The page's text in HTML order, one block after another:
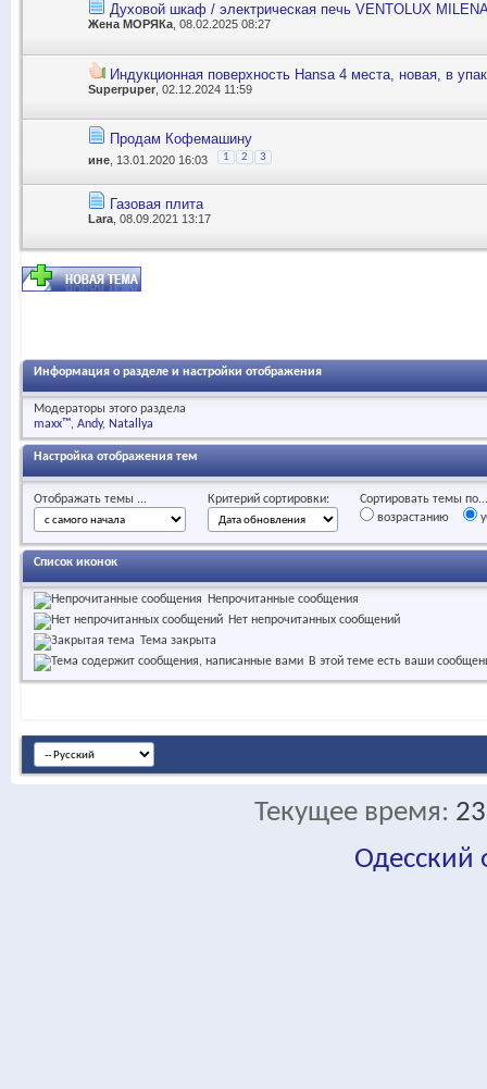
Духовой шкаф / электрическая печь VENTOLUX
Жена МОРЯКа , 08.02.2025 08:27
Индукционная поверхность Hansa 4 места, новая, в
Superpuper , 02.12.2024 11:59
Продам Кофемашину
ине , 13.01.2020 16:03 1 2 3
Газовая плита
Lara , 08.09.2021 13:17
Информация о разделе и настройки отображения
Модераторы этого раздела
maxx™ Andy Natallya
Настройка отображения тем
Отображать темы ... Критерий сортировки:
Сортировать темы по...
возрастанию
Список иконок
Непрочитанные сообщения
Нет непрочитанных сообщений
Тема закрыта
В этой теме есть ваши
Текущее время:
Одесский